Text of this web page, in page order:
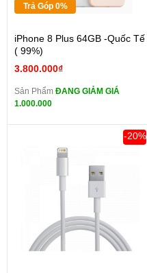
Trả Góp 0%
iPhone 8 Plus 64GB -Quốc Tế
( 99%)
3.800.000₫
Sản Phẩm ĐANG GIẢM GIÁ
1.000.000
-20%